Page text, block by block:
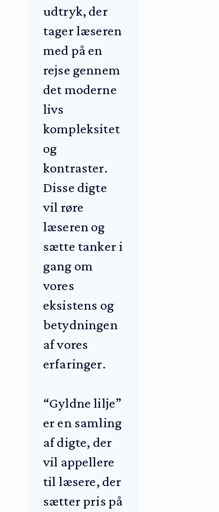
udtryk, der
tager læseren
med på en
rejse gennem
det moderne
livs
kompleksitet
og
kontraster.
Disse digte
vil røre
læseren og
sætte tanker i
gang om
vores
eksistens og
betydningen
af vores
erfaringer.
“Gyldne lilje”
er en samling
af digte, der
vil appellere
til læsere, der
sætter pris på